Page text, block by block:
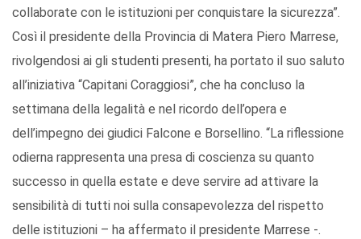
collaborate con le istituzioni per conquistare la sicurezza”.
Così il presidente della Provincia di Matera Piero Marrese,
rivolgendosi ai gli studenti presenti, ha portato il suo saluto
all’iniziativa “Capitani Coraggiosi”, che ha concluso la
settimana della legalità e nel ricordo dell’opera e
dell’impegno dei giudici Falcone e Borsellino. “La riflessione
odierna rappresenta una presa di coscienza su quanto
successo in quella estate e deve servire ad attivare la
sensibilità di tutti noi sulla consapevolezza del rispetto
delle istituzioni – ha affermato il presidente Marrese -.